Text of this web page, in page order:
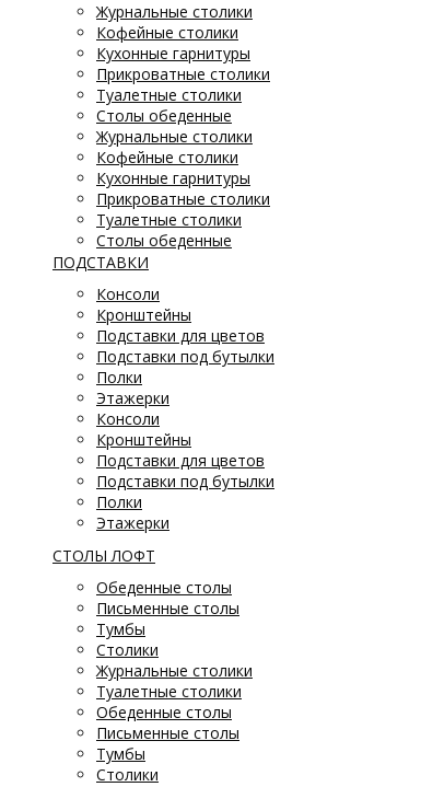
Журнальные столики
Кофейные столики
Кухонные гарнитуры
Прикроватные столики
Туалетные столики
Столы обеденные
Журнальные столики
Кофейные столики
Кухонные гарнитуры
Прикроватные столики
Туалетные столики
Столы обеденные
ПОДСТАВКИ
Консоли
Кронштейны
Подставки для цветов
Подставки под бутылки
Полки
Этажерки
Консоли
Кронштейны
Подставки для цветов
Подставки под бутылки
Полки
Этажерки
СТОЛЫ ЛОФТ
Обеденные столы
Письменные столы
Тумбы
Столики
Журнальные столики
Туалетные столики
Обеденные столы
Письменные столы
Тумбы
Столики